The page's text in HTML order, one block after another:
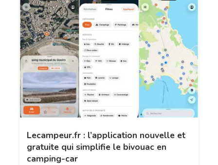
Lecampeur.fr : l’application nouvelle et
gratuite qui simplifie le bivouac en
camping-car